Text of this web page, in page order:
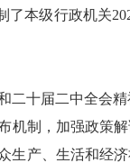
本级行政机关
二十届二中全会精
机制，加强政策
产、生活和经济